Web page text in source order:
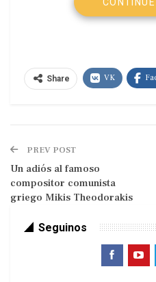
gobierno en el diálogo
reconocimiento a todas
que están consagradas
decir la política
de explicar tal cosa que
el intelectual
de Alfredo Maneiro, nos
trazos determinados por
tenían el depravado y
Share VK
PREV POST
Un adiós al famoso
compositor comunista
griego Mikis Theodorakis
Seguinos